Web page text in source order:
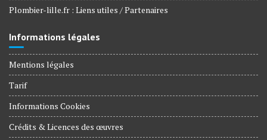
Plombier-lille.fr : Liens utiles / Partenaires
Informations légales
Mentions légales
Tarif
Informations Cookies
Crédits & Licences des œuvres